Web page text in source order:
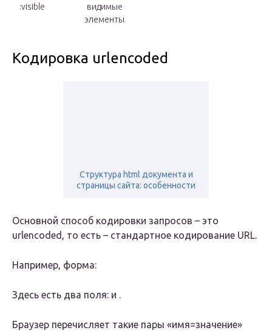
:visible
видимые
элементы
Кодировка urlencoded
Структура html документа и
страницы сайта: особенности
Основной способ кодировки запросов – это
urlencoded, то есть – стандартное кодирование URL.
Например, форма:
Здесь есть два поля: и .
Браузер перечисляет такие пары «имя=значение»